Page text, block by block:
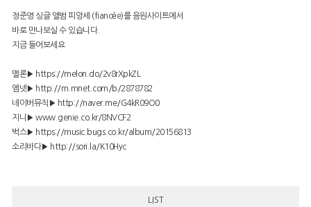
정준영 싱글 앨범 피앙세 (fiancée)를 음원사이트에서
바로 만나보실 수 있습니다.
지금 들어보세요
멜론▶ https://melon.do/2v8rXpkZL
엠넷▶ http://m.mnet.com/b/2878782
네이버뮤직▶ http://naver.me/G4kR09O0
지니▶ www.genie.co.kr/8NVCF2
벅스▶ https://music.bugs.co.kr/album/20156813
소리바다▶ http://sori.la/K10Hyc
LIST